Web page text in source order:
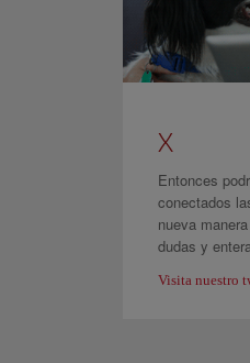
X
Entonces
conectados
nueva
dudas y
Visita nuestro